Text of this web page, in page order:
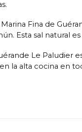
Fina de
Esta sal natural
Le Paludier
la alta cocina en